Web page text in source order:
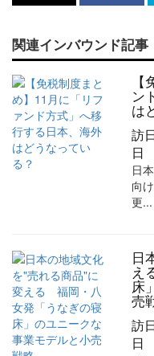
記
事
を
シ
ェ
記
関連インバウンド記事
ン
は
訪
日
日
向
更...
日
え
床
売
訪
日